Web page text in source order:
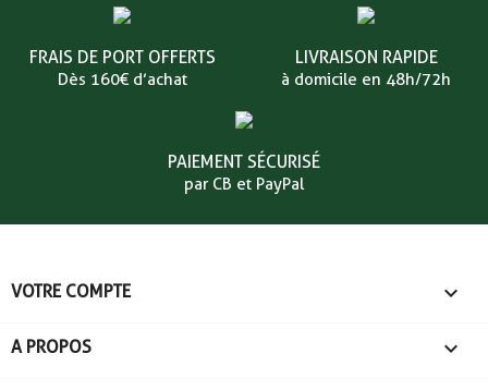
FRAIS DE PORT OFFERTS
Dès 160€ d’achat
LIVRAISON RAPIDE
à domicile en 48h/72h
PAIEMENT SÉCURISÉ
par CB et PayPal
VOTRE COMPTE 
A PROPOS 